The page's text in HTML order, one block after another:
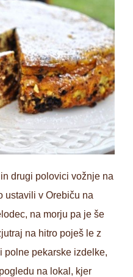
drugi polovici vožnje na
ustavili v Orebiču na
na morju pa je še
na hitro poješ le z
polne pekarske izdelke,
na lokal, kjer